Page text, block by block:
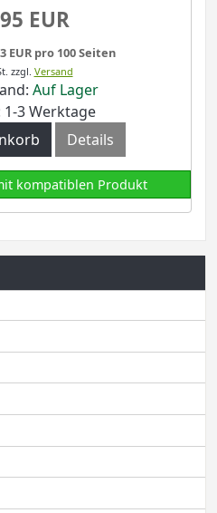
EUR
EUR pro 100 Seiten
zzgl. Versand
Auf Lager
3 Werktage
Details
kompatiblen Produkt